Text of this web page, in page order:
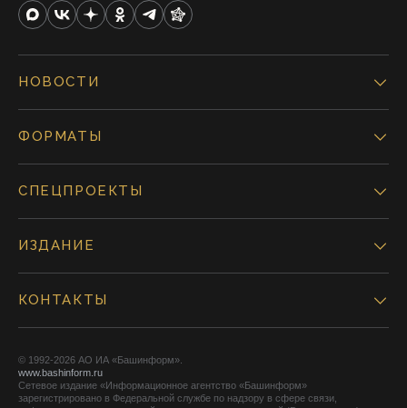
НОВОСТИ
ФОРМАТЫ
СПЕЦПРОЕКТЫ
ИЗДАНИЕ
КОНТАКТЫ
© 1992-2026 АО ИА «Башинформ».
www.bashinform.ru
Сетевое издание «Информационное агентство «Башинформ»
зарегистрировано в Федеральной службе по надзору в сфере связи,